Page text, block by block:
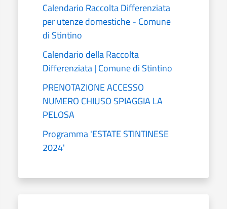
Calendario Raccolta Differenziata
per utenze domestiche - Comune
di Stintino
Calendario della Raccolta
Differenziata | Comune di Stintino
PRENOTAZIONE ACCESSO
NUMERO CHIUSO SPIAGGIA LA
PELOSA
Programma 'ESTATE STINTINESE
2024'